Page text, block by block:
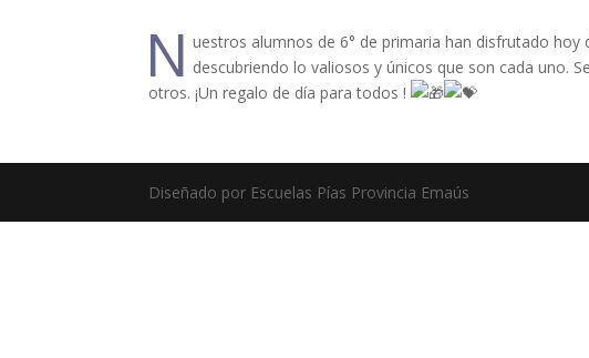
N uestros alumnos de 6° de primaria han disfrutado
descubriendo lo valiosos y únicos que son cada uno.
otros. ¡Un regalo de día para todos !
Diseñado por Escuelas Pías Provincia Emaús